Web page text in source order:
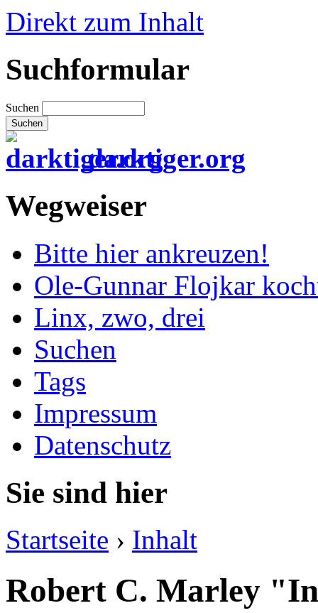
Direkt zum Inhalt
Suchformular
Suchen
darktiger.org
Wegweiser
Bitte hier ankreuzen!
Ole-Gunnar Flojkar
Linx, zwo, drei
Suchen
Tags
Impressum
Datenschutz
Sie sind hier
Startseite › Inhalt
Robert C. Marley